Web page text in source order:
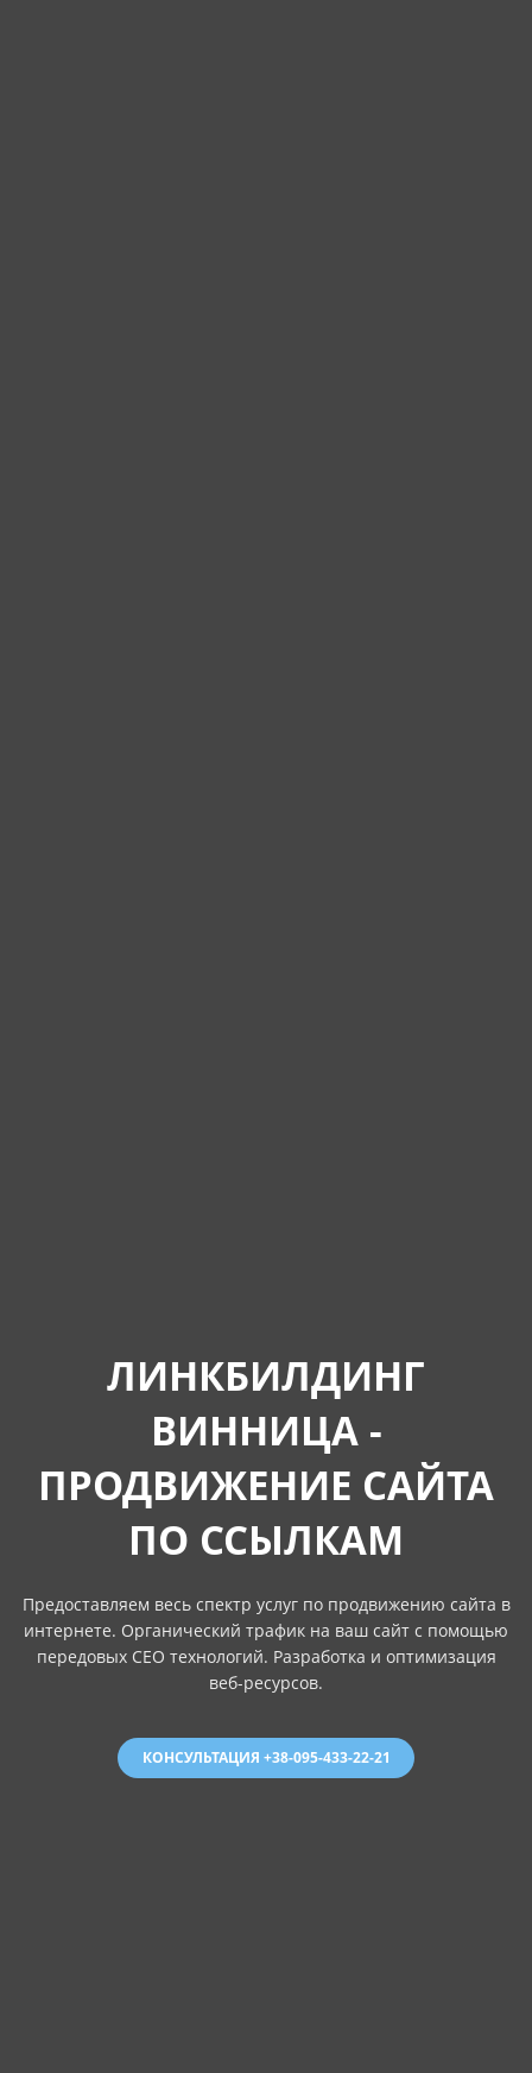
ЛИНКБИЛДИНГ
ВИННИЦА -
ПРОДВИЖЕНИЕ САЙТА
ПО ССЫЛКАМ
Предоставляем весь спектр услуг по продвижению сайта в
интернете. Органический трафик на ваш сайт с помощью
передовых СЕО технологий. Разработка и оптимизация
веб-ресурсов.
КОНСУЛЬТАЦИЯ +38-095-433-22-21